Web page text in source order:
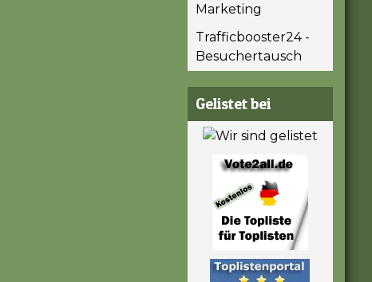
Marketing
Trafficbooster24 -
Besuchertausch
Gelistet bei